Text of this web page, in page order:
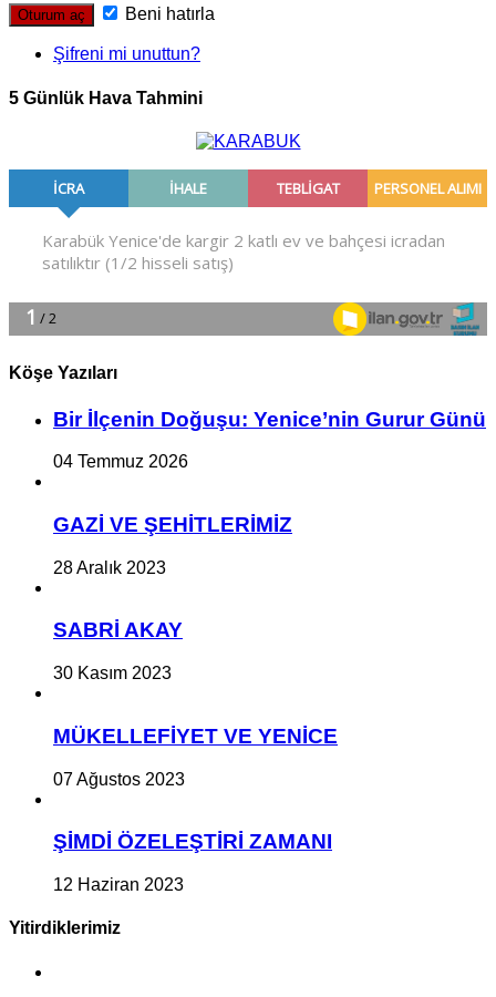
Beni hatırla
Şifreni mi unuttun?
5 Günlük Hava Tahmini
Köşe Yazıları
Bir İlçe­nin Do­ğu­şu: Ye­ni­ce’nin Gurur Günü
04 Temmuz 2026
GAZİ VE ŞEHİTLERİMİZ
28 Aralık 2023
SABRİ AKAY
30 Kasım 2023
MÜKELLEFİYET VE YENİCE
07 Ağustos 2023
ŞİMDİ ÖZELEŞTİRİ ZAMANI
12 Haziran 2023
Yitirdiklerimiz